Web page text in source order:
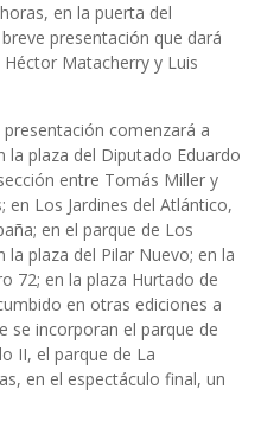
en la puerta del
presentación que dará
Matacherry y Luis
comenzará a
la plaza del Diputado Eduardo
entre Tomás Miller y
en Los Jardines del Atlántico,
en el parque de Los
la plaza del Pilar Nuevo; en la
72; en la plaza Hurtado de
en otras ediciones a
se incorporan el parque de
II, el parque de La
en el espectáculo final, un